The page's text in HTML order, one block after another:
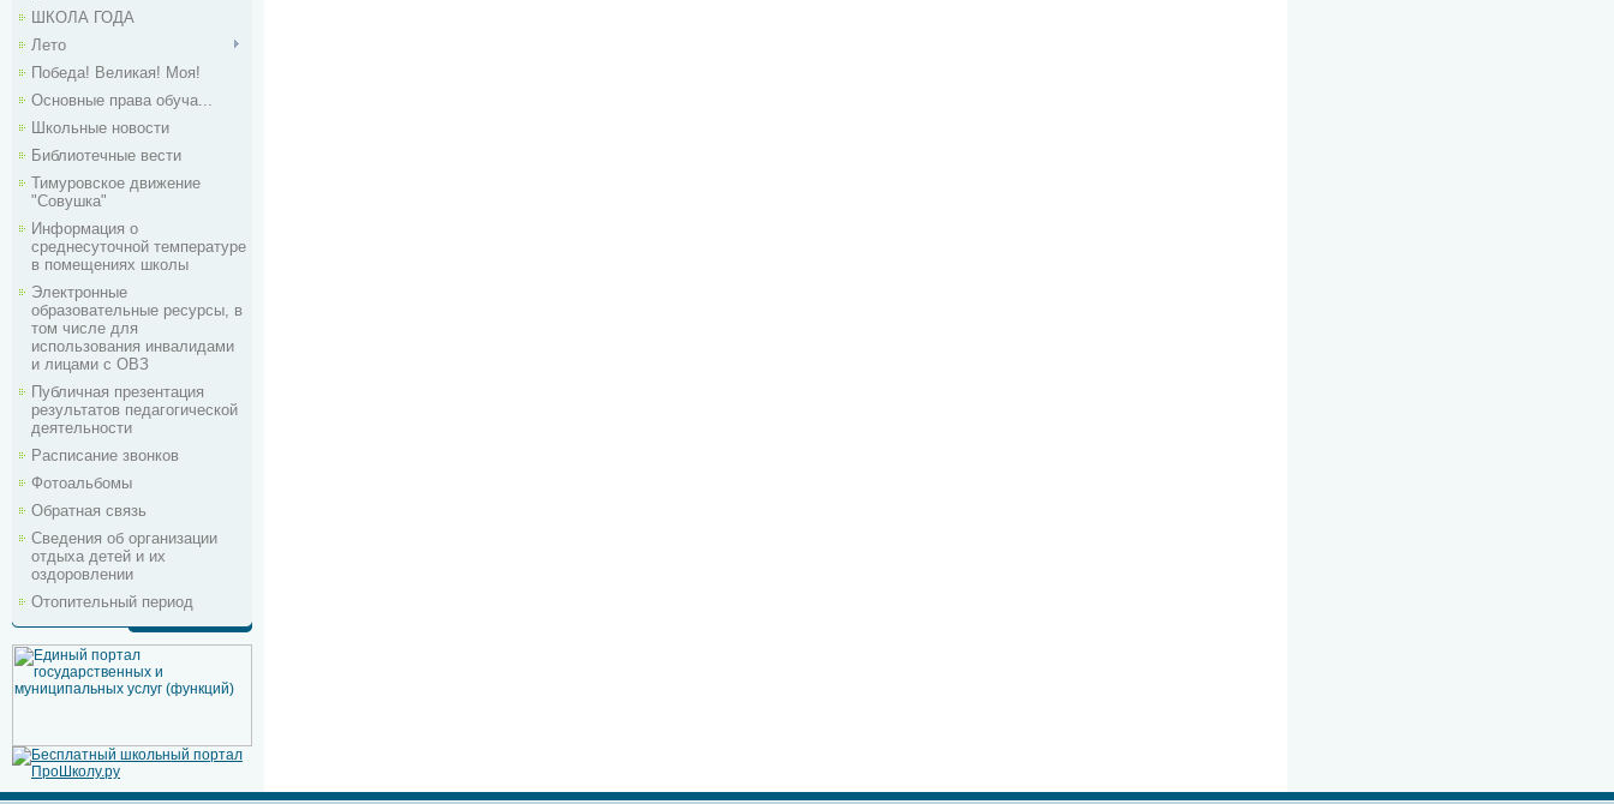
ШКОЛА ГОДА
Лето
Победа! Великая! Моя!
Основные права обуча...
Школьные новости
Библиотечные вести
Тимуровское движение
"Совушка"
Информация о
среднесуточной температуре
в помещениях школы
Электронные
образовательные ресурсы, в
том числе для
использования инвалидами
и лицами с ОВЗ
Публичная презентация
результатов педагогической
деятельности
Расписание звонков
Фотоальбомы
Обратная связь
Сведения об организации
отдыха детей и их
оздоровлении
Отопительный период